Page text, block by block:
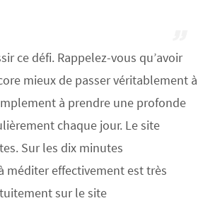
ce défi. Rappelez-vous qu’avoir
mieux de passer véritablement à
à prendre une profonde
chaque jour. Le site
Sur les dix minutes
méditer effectivement est très
sur le site